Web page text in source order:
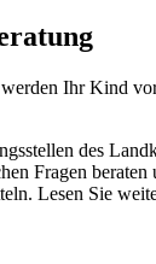
Ihr Kind
des
Fragen
Lesen Sie